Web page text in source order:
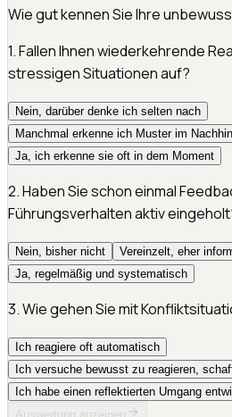
Wie gut kennen Sie Ihre
1.Fallen Ihnen wiederkehrende
stressigen Situationen auf?
Nein, darüber denke ich selten nach
Manchmal erkenne ich Muster im
Ja, ich erkenne sie oft in dem Moment
2.Haben Sie schon einmal
Führungsverhalten aktiv
Nein, bisher nicht
Vereinzelt, eher
Ja, regelmäßig und systematisch
3.Wie gehen Sie mit
Ich reagiere oft automatisch
Ich versuche bewusst zu reagieren,
Ich habe einen reflektierten Umgang